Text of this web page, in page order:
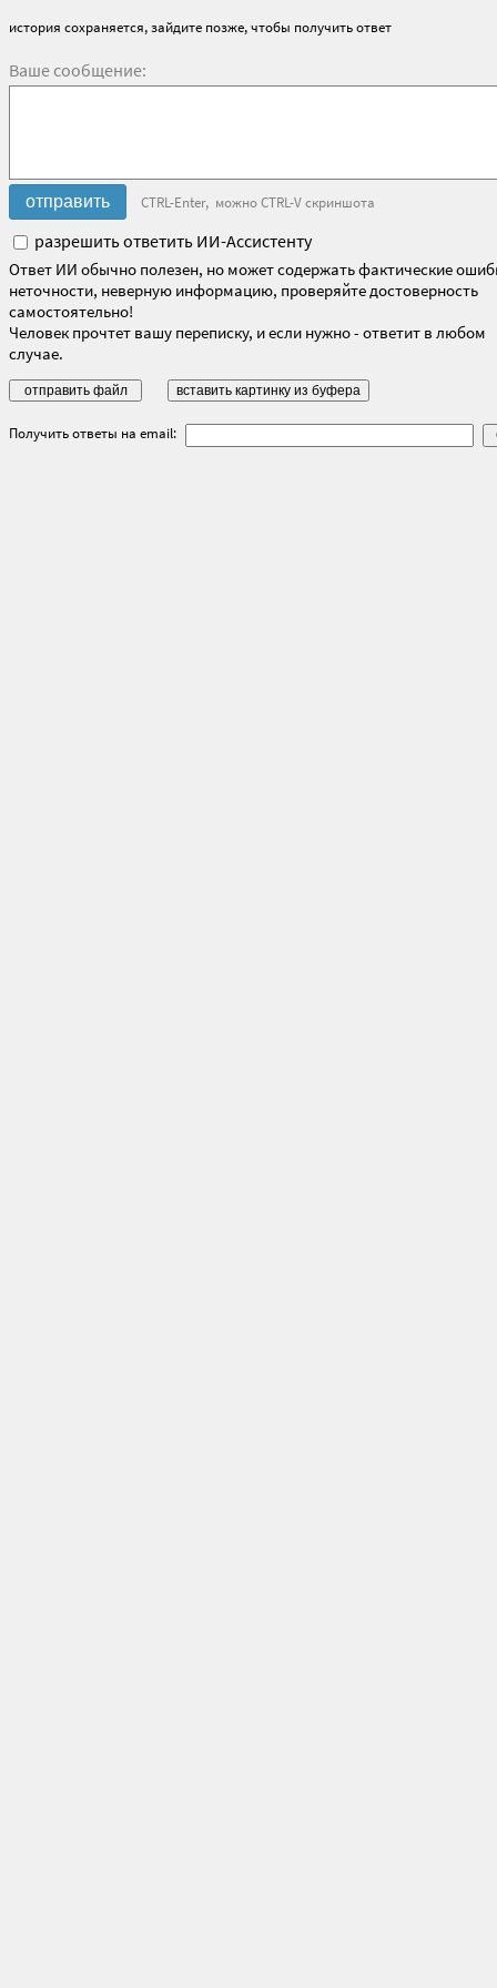
история сохраняется, зайдите позже, чтобы получить ответ
Ваше сообщение:
CTRL-Enter, можно CTRL-V скриншота
разрешить ответить ИИ-Ассистенту
Ответ ИИ обычно полезен, но может содержать фактические
неточности, неверную информацию, проверяйте достоверность
самостоятельно!
Человек прочтет вашу переписку, и если нужно - ответит в любом
случае.
Получить ответы на email: